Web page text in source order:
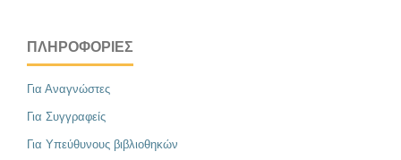
ΠΛΗΡΟΦΟΡΊΕΣ
Για Αναγνώστες
Για Συγγραφείς
Για Υπεύθυνους βιβλιοθηκών